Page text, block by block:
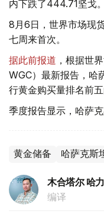
内下跌了444.71坚戈。
8月6日，世界市场现
七周来首次。
据此前报道 ，根据世
WGC）最新报告，哈
行黄金购买量排名前五
季度报告显示，哈萨
黄金储备 哈萨克斯
木合塔尔 哈
编译